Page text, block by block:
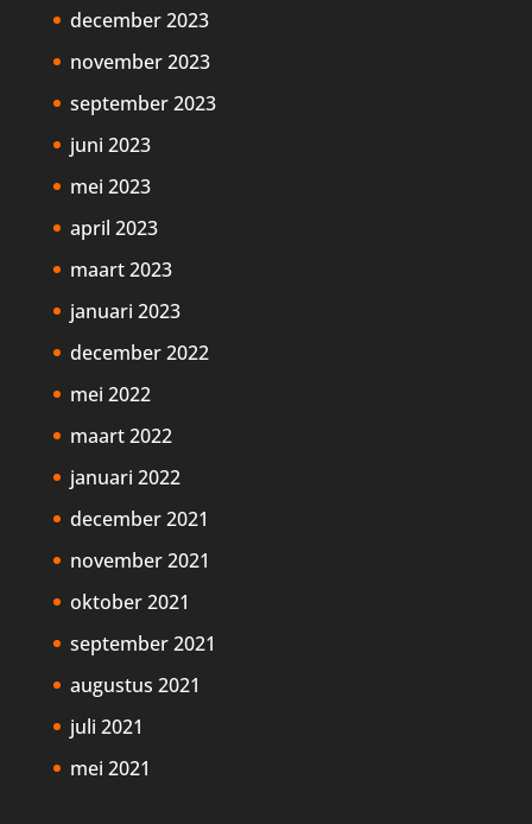
december 2023
november 2023
september 2023
juni 2023
mei 2023
april 2023
maart 2023
januari 2023
december 2022
mei 2022
maart 2022
januari 2022
december 2021
november 2021
oktober 2021
september 2021
augustus 2021
juli 2021
mei 2021